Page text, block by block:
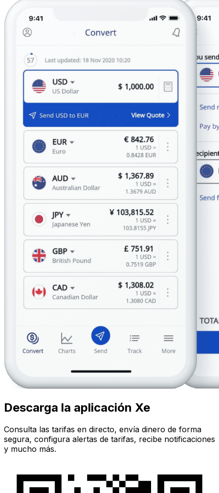
Descarga la aplicación Xe
Consulta las tarifas en directo, envía dinero de forma
segura, configura alertas de tarifas, recibe notificaciones
y mucho más.